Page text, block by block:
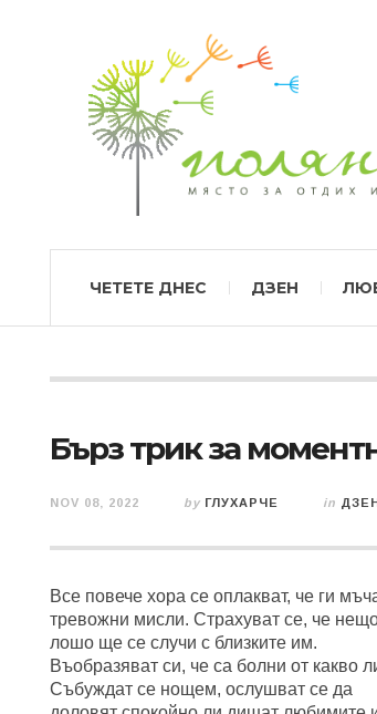
ЧЕТЕТЕ ДНЕС ДЗЕН
Бърз трик за
NOV 08, 2022 by ГЛУХАРЧЕ in
Все повече хора се оплакват, че ги
тревожни мисли. Страхуват се, че
лошо ще се случи с близките им.
Въобразяват си, че са болни от какво
Събуждат се нощем, ослушват се да